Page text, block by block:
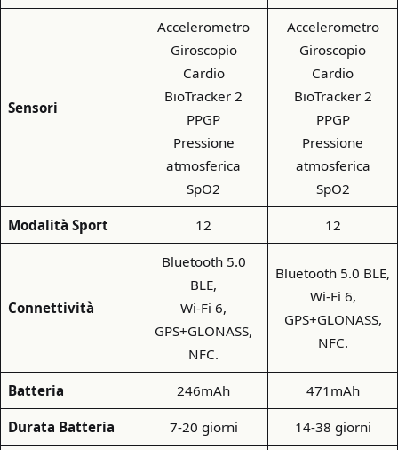
Sensori
Accelerometro
Giroscopio
Cardio
BioTracker 2
PPGP
Pressione
atmosferica
SpO2
Accelerometro
Giroscopio
Cardio
BioTracker 2
PPGP
Pressione
atmosferica
SpO2
Modalità Sport 12 12
Connettività
Bluetooth 5.0
BLE,
Wi-Fi 6,
GPS+GLONASS,
NFC.
Bluetooth 5.0 BLE,
Wi-Fi 6,
GPS+GLONASS,
NFC.
Batteria 246mAh 471mAh
Durata Batteria 7-20 giorni 14-38 giorni